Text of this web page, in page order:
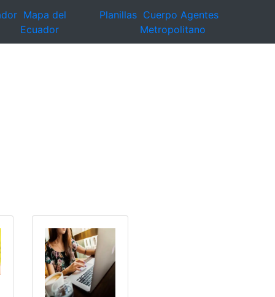
Mapa del
Ecuador
Planillas Cuerpo Agentes
Metropolitano